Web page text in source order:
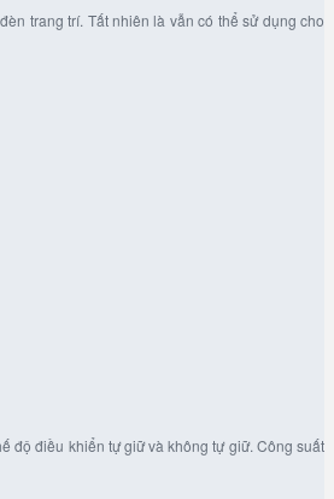
trang trí. Tất nhiên là vẫn có thể sử dụng cho
độ điều khiển tự giữ và không tự giữ. Công suất